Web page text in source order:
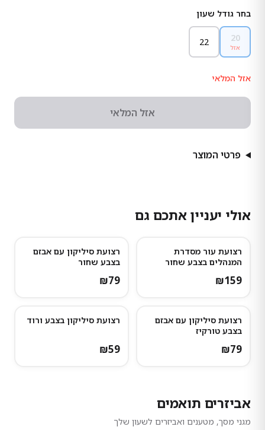
בחר גודל שעון
20
אזל 22
אזל המלאי
אזל המלאי
פרטי המוצר
אולי יעניין אתכם גם
רצועת עור מסדרת
המנהלים בצבע שחור
₪159
רצועת סיליקון עם אבזם
בצבע שחור
₪79
רצועת סיליקון עם אבזם
בצבע טורקיז
₪79
רצועת סיליקון בצבע ורוד
₪59
אביזרים תואמים
מגני מסך, מטענים ואביזרים לשעון שלך